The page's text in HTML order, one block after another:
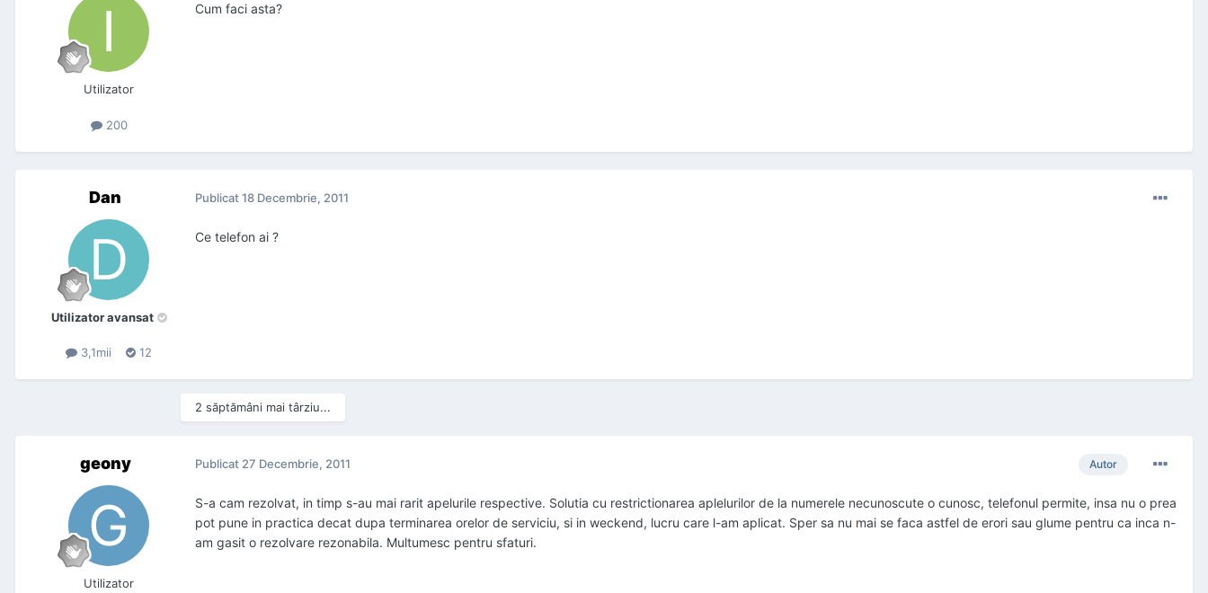
Utilizator
200
Cum faci asta?
Dan
Utilizator avansat
3,1mii 12
Publicat18 Decembrie, 2011
Ce telefon ai ?
2 săptămâni mai târziu...
geony
Utilizator
Autor
Publicat 27 Decembrie, 2011
S-a cam rezolvat, in timp s-au mai rarit apelurile respective. Solutia cu restrictionarea aplelurilor de la numerele necunoscute o cunosc, telefonul permite, insa nu o prea
pot pune in practica decat dupa terminarea orelor de serviciu, si in weckend, lucru care l-am aplicat. Sper sa nu mai se faca astfel de erori sau glume pentru ca inca n-
am gasit o rezolvare rezonabila. Multumesc pentru sfaturi.